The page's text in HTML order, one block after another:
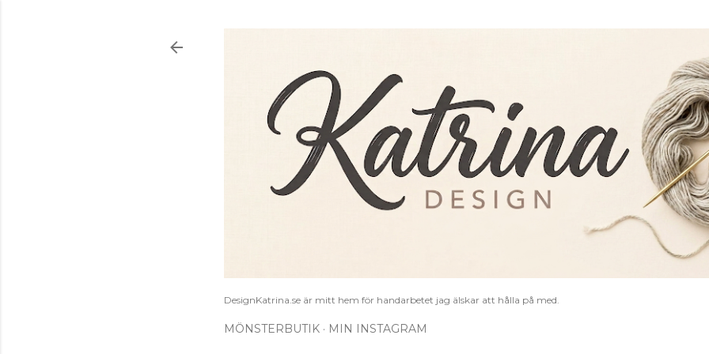
DesignKatrina.se är mitt hem för handarbetet jag älskar att hålla på med.
MÖNSTERBUTIK MIN INSTAGRAM